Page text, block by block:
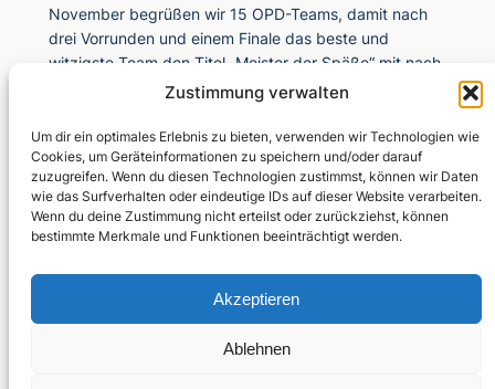
Zustimmung verwalten
Um dir ein optimales Erlebnis zu bieten, verwenden wir Technologien wie
Cookies, um Geräteinformationen zu speichern und/oder darauf
zuzugreifen. Wenn du diesen Technologien zustimmst, können wir Daten
wie das Surfverhalten oder eindeutige IDs auf dieser Website verarbeiten.
Wenn du deine Zustimmung nicht erteilst oder zurückziehst, können
bestimmte Merkmale und Funktionen beeinträchtigt werden.
Akzeptieren
Ablehnen
November begrüßen wir 15 OPD-Teams, damit nach
drei Vorrunden und einem Finale das beste und
witzigste Team den Titel „Meister der Späße“ mit nach
Hause bringen kann. Wieder einmal wird es kein
Datenschutz